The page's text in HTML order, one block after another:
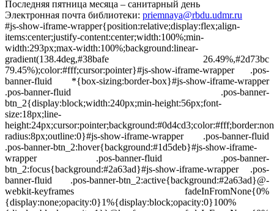
Последняя пятница месяца – санитарный день
Электронная почта библиотеки: priemnaya@rbdu.udmr.ru
#js-show-iframe-wrapper{position:relative;display:flex;align-
items:center;justify-content:center;width:100%;min-
width:293px;max-width:100%;background:linear-
gradient(138.4deg,#38bafe 26.49%,#2d73bc
79.45%);color:#fff;cursor:pointer}#js-show-iframe-wrapper .pos-
banner-fluid *{box-sizing:border-box}#js-show-iframe-wrapper
.pos-banner-fluid .pos-banner-
btn_2{display:block;width:240px;min-height:56px;font-
size:18px;line-
radius:8px;outline:0}#js-show-iframe-wrapper .pos-banner-fluid
.pos-banner-btn_2:hover{background:#1d5deb}#js-show-iframe-
wrapper .pos-banner-fluid .pos-banner-
btn_2:focus{background:#2a63ad}#js-show-iframe-wrapper .pos-
banner-fluid .pos-banner-btn_2:active{background:#2a63ad}@-
webkit-keyframes fadeInFromNone{0%
{display:none;opacity:0}1%{display:block;opacity:0}100%